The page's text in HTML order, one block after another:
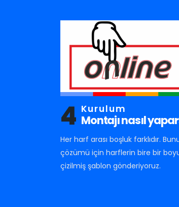
4 Kurulum
Montajı nasıl
Her harf arası boşluk farklıdır.
çözümü için harflerin bire bir
çizilmiş şablon gönderiyoruz.